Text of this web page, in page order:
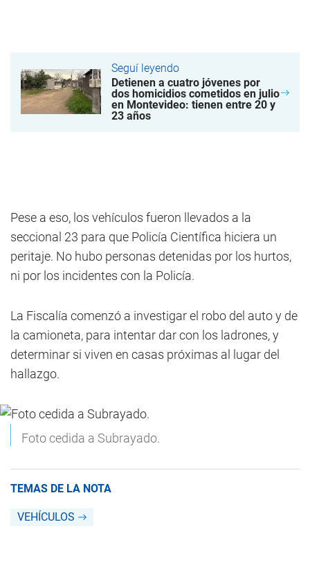
Seguí leyendo
Detienen a cuatro jóvenes por
dos homicidios cometidos en julio
en Montevideo: tienen entre 20 y
23 años
Pese a eso, los vehículos fueron llevados a la
seccional 23 para que Policía Científica hiciera un
peritaje. No hubo personas detenidas por los hurtos,
ni por los incidentes con la Policía.
La Fiscalía comenzó a investigar el robo del auto y de
la camioneta, para intentar dar con los ladrones, y
determinar si viven en casas próximas al lugar del
hallazgo.
Foto cedida a Subrayado.
TEMAS DE LA NOTA
VEHÍCULOS